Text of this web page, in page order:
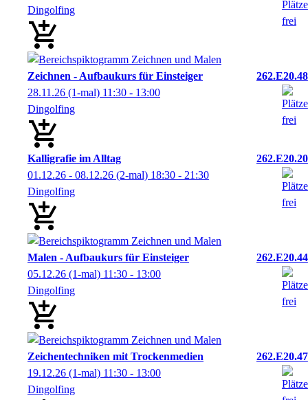
Dingolfing
Zeichnen - Aufbaukurs für Einsteiger
262.E20.48
28.11.26 (1-mal) 11:30 - 13:00
Dingolfing
Kalligrafie im Alltag
262.E20.20
01.12.26 - 08.12.26 (2-mal) 18:30 - 21:30
Dingolfing
Malen - Aufbaukurs für Einsteiger
262.E20.44
05.12.26 (1-mal) 11:30 - 13:00
Dingolfing
Zeichentechniken mit Trockenmedien
262.E20.47
19.12.26 (1-mal) 11:30 - 13:00
Dingolfing